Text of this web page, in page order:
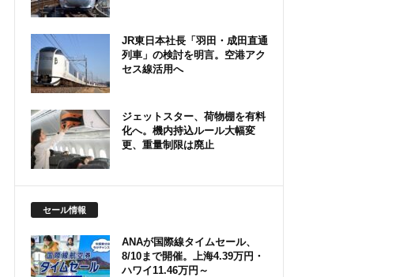
JR東日本社長「羽田・成田直通
列車」の検討を明言。空港アク
セス線活用へ
ジェットスター、荷物棚を有料
化へ。機内持込ルール大幅変
更、重量制限は廃止
セール情報
ANAが国際線タイムセール、
8/10まで開催。上海4.39万円・
ハワイ11.46万円～